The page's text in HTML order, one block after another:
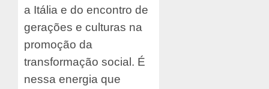
a Itália e do encontro de
gerações e culturas na
promoção da
transformação social. É
nessa energia que